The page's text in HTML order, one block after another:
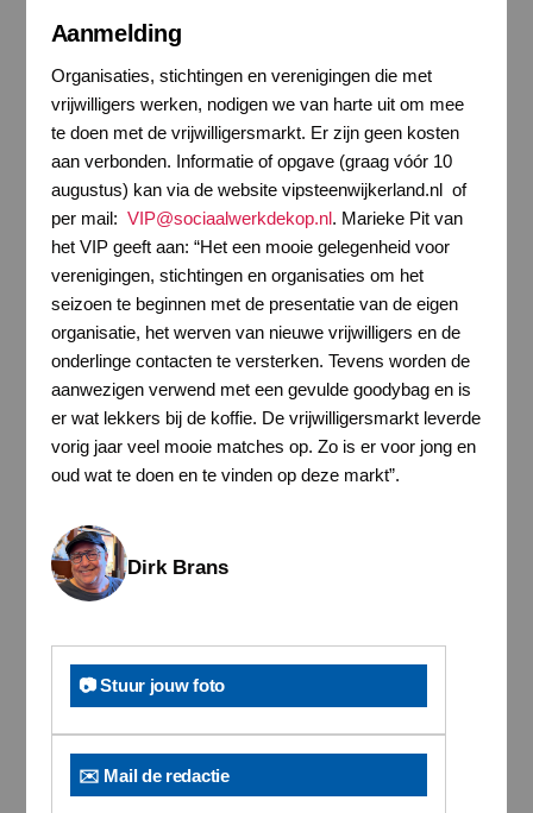
Aanmelding
Organisaties, stichtingen en verenigingen die met
vrijwilligers werken, nodigen we van harte uit om mee
te doen met de vrijwilligersmarkt. Er zijn geen kosten
aan verbonden. Informatie of opgave (graag vóór 10
augustus) kan via de website vipsteenwijkerland.nl of
per mail: VIP@sociaalwerkdekop.nl. Marieke Pit van
het VIP geeft aan: “Het een mooie gelegenheid voor
verenigingen, stichtingen en organisaties om het
seizoen te beginnen met de presentatie van de eigen
organisatie, het werven van nieuwe vrijwilligers en de
onderlinge contacten te versterken. Tevens worden de
aanwezigen verwend met een gevulde goodybag en is
er wat lekkers bij de koffie. De vrijwilligersmarkt leverde
vorig jaar veel mooie matches op. Zo is er voor jong en
oud wat te doen en te vinden op deze markt”.
Dirk Brans
📷 Stuur jouw foto
✉️ Mail de redactie